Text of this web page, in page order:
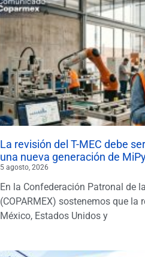
La revisión del T-MEC debe
una nueva generación de
5 agosto, 2026
En la Confederación Patronal de
(COPARMEX) sostenemos que la
México, Estados Unidos y